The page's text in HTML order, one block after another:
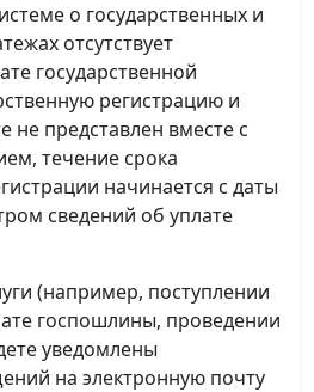
о государственных и
отсутствует
государственной
регистрацию и
не представлен вместе с
течение срока
начинается с даты
сведений об уплате
(например, поступлении
госпошлины, проведении
уведомлены
на электронную почту